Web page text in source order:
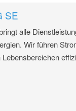
SE
alle
Wir führen
Lebensbereichen